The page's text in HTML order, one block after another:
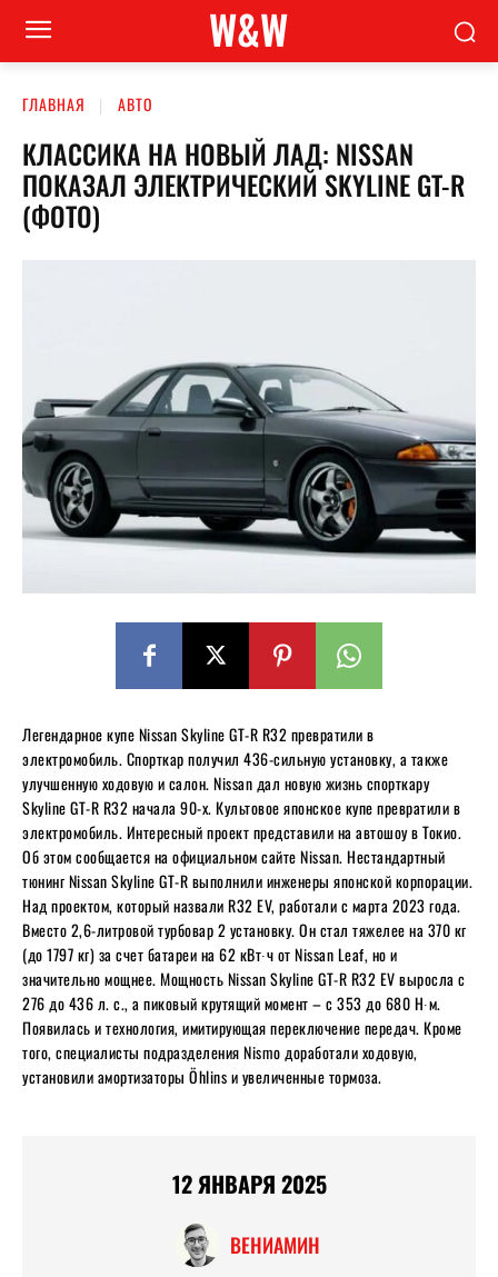
W&W
ГЛАВНАЯ АВТО
КЛАССИКА НА НОВЫЙ ЛАД: NISSAN
ПОКАЗАЛ ЭЛЕКТРИЧЕСКИЙ SKYLINE GT-R
(ФОТО)
Легендарное купе Nissan Skyline GT-R R32 превратили в
электромобиль. Спорткар получил 436-сильную установку, а также
улучшенную ходовую и салон. Nissan дал новую жизнь спорткару
Skyline GT-R R32 начала 90-х. Культовое японское купе превратили в
электромобиль. Интересный проект представили на автошоу в Токио.
Об этом сообщается на официальном сайте Nissan. Нестандартный
тюнинг Nissan Skyline GT-R выполнили инженеры японской корпорации.
Над проектом, который назвали R32 EV, работали с марта 2023 года.
Вместо 2,6-литровой турбовар 2 установку. Он стал тяжелее на 370 кг
(до 1797 кг) за счет батареи на 62 кВт∙ч от Nissan Leaf, но и
значительно мощнее. Мощность Nissan Skyline GT-R R32 EV выросла с
276 до 436 л. с., а пиковый крутящий момент – с 353 до 680 Н∙м.
Появилась и технология, имитирующая переключение передач. Кроме
того, специалисты подразделения Nismo доработали ходовую,
установили амортизаторы Öhlins и увеличенные тормоза.
12 ЯНВАРЯ 2025
ВЕНИАМИН